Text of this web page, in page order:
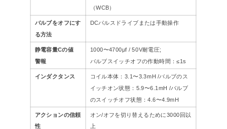
（WCB）
バルブをオフにす
る方法
DCパルスドライブまたは手動操作
静電容量Cの値
警報
1000〜4700μf / 50V耐電圧;
バルブスイッチオフの作動時間：≤1s
インダクタンス
コイル本体：3.1〜3.3mH /バルブのス
イッチオン状態：5.9〜6.1mH /バルブ
のスイッチオフ状態：4.6〜4.9mH
アクションの信頼
性
オン/オフを切り替えるために3000回以
上